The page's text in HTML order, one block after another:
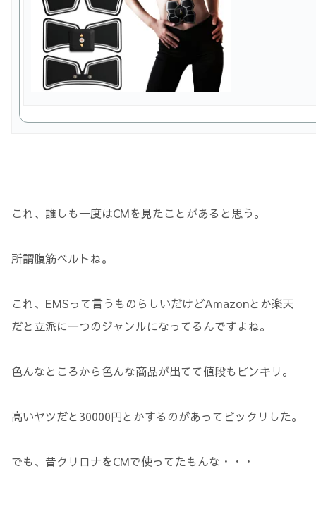
これ、誰しも一度はCMを見たことがあると思う。
所謂腹筋ベルトね。
これ、EMSって言うものらしいだけどAmazonとか楽天
だと立派に一つのジャンルになってるんですよね。
色んなところから色んな商品が出てて値段もピンキリ。
高いヤツだと30000円とかするのがあってビックリした。
でも、昔クリロナをCMで使ってたもんな・・・